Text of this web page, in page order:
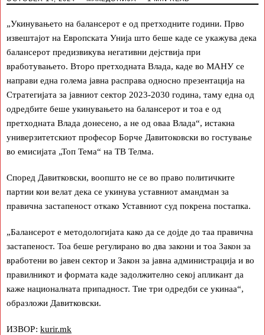
„Укинувањето на балансерот е од претходните години. Прво
извештајот на Европската Унија што беше каде се укажува дека
балансерот предизвикува негативни дејствија при
вработувањето. Второ претходната Влада, каде во МАНУ се
направи една голема јавна расправа односно презентација на
Стратегијата за јавниот сектор 2023-2030 година, таму една од
одредбите беше укинувањето на балансерот и тоа е од
претходната Влада донесено, а не од оваа Влада“, истакна
универзитетскиот професор Борче Давитоковски во гостување
во емисијата „Топ Тема“ на ТВ Телма.
Според Давитковски, воопшто не се во право политичките
партии кои велат дека се укинува уставниот амандман за
правична застапеност откако Уставниот суд покрена постапка.
„Балансерот е методологијата како да се дојде до таа правична
застапеност. Тоа беше регулирано во два закони и тоа Закон за
вработени во јавен сектор и Закон за јавна администрација и во
правилникот и формата каде задолжително секој апликант да
каже националната припадност. Тие три одредби се укинаа“,
образложи Давитковски.
ИЗВОР: kurir.mk